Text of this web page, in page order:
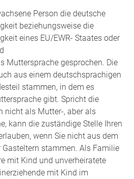
Person die deutsche
beziehungsweise die
eines EU/EWR- Staates oder
Muttersprache gesprochen. Die
aus einem deutschsprachigen
stammen, in dem es
gibt. Spricht die
nicht als Mutter-, aber als
kann die zuständige Stelle Ihren
wenn Sie nicht aus dem
stammen. Als Familie
mit Kind und unverheiratete
mit Kind im